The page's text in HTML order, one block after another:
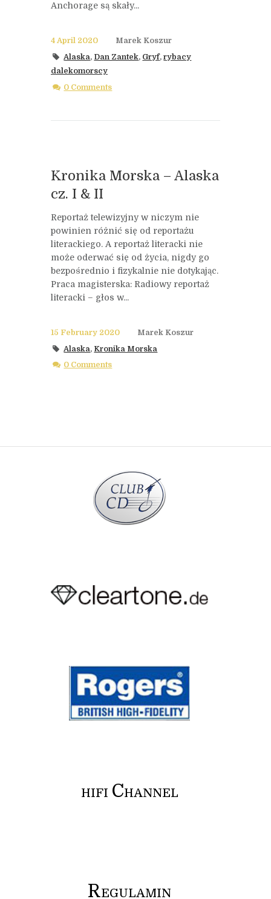
Anchorage są skały...
4 April 2020
Marek Koszur
Alaska, Dan Zantek, Gryf,rybacy
dalekomorscy
0 Comments
Kronika Morska – Alaska
cz. I & II
Reportaż telewizyjny w niczym nie
powinien różnić się od reportażu
literackiego. A reportaż literacki nie
może oderwać się od życia, nigdy go
bezpośrednio i fizykalnie nie dotykając.
Praca magisterska: Radiowy reportaż
literacki – głos w...
15 February 2020
Marek Koszur
Alaska,Kronika Morska
0 Comments
HIFI CHANNEL
REGULAMIN